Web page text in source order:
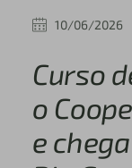
10/06/2026
Curso
o
e